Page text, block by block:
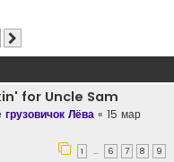
for Uncle Sam
грузовичок Лёва « 15 мар
1 … 6 7 8 9